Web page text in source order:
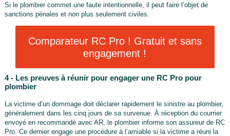
Si le plombier commet une faute intentionnelle, il peut faire l’objet de
sanctions pénales et non plus seulement civiles.
Comparateur RC Pro ! Gratuit et sans
engagement !
4 - Les preuves à réunir pour engager une RC Pro pour
plombier
La victime d’un dommage doit déclarer rapidement le sinistre au plombier,
généralement dans les cinq jours de sa survenue. À réception du courrier
envoyé en recommandé avec AR, le plombier informe son assureur de RC
Pro. Ce dernier engage une procédure à l’amiable si la victime a réuni la